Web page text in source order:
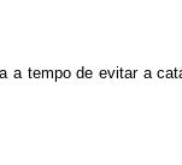
a tempo de evitar a